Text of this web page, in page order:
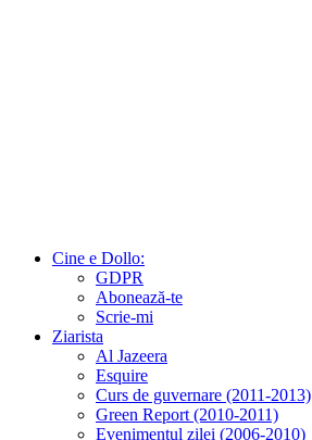
Cine e Dollo:
GDPR
Abonează-te
Scrie-mi
Ziarista
Al Jazeera
Esquire
Curs de guvernare (2011-2013)
Green Report (2010-2011)
Evenimentul zilei (2006-2010)